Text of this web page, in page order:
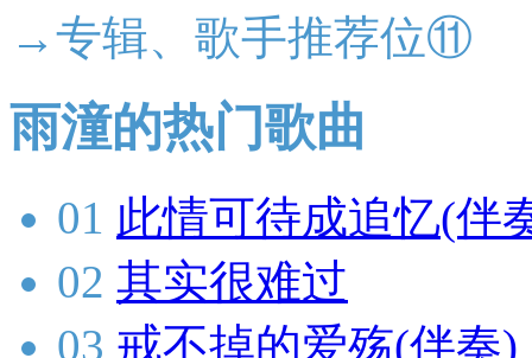
→专辑、歌手推荐位⑪
雨潼的热门歌曲
01 此情可待成追忆(伴
02 其实很难过
03 戒不掉的爱殇(伴奏)